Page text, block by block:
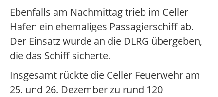
Ebenfalls am Nachmittag trieb im Celler
Hafen ein ehemaliges Passagierschiff ab.
Der Einsatz wurde an die DLRG übergeben,
die das Schiff sicherte.
Insgesamt rückte die Celler Feuerwehr am
25. und 26. Dezember zu rund 120